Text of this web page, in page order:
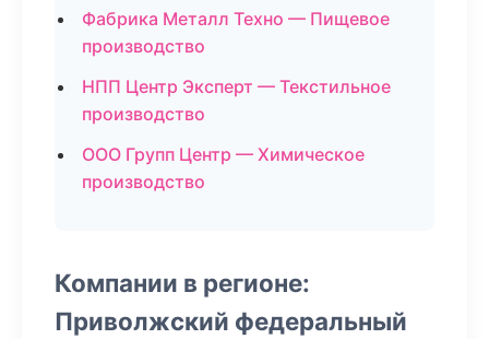
Фабрика Металл Техно — Пищевое
производство
НПП Центр Эксперт — Текстильное
производство
ООО Групп Центр — Химическое
производство
Компании в регионе:
Приволжский федеральный